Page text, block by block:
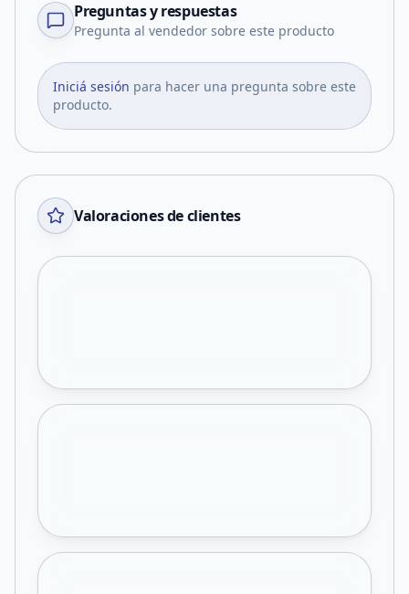
Preguntas y respuestas
Pregunta al vendedor sobre este producto
Iniciá sesión para hacer una pregunta sobre este
producto.
Valoraciones de clientes